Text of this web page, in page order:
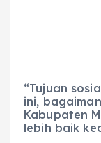
“Tujuan
ini,
Kabupaten
lebih baik